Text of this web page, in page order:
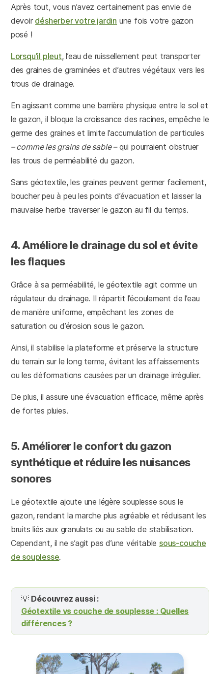
Après tout, vous n’avez certainement pas envie de
devoir désherber votre jardin une fois votre gazon
posé !
Lorsqu’il pleut, l’eau de ruissellement peut transporter
des graines de graminées et d’autres végétaux vers les
trous de drainage.
En agissant comme une barrière physique entre le sol et
le gazon, il bloque la croissance des racines, empêche le
germe des graines et limite l’accumulation de particules
– comme les grains de sable –qui pourraient obstruer
les trous de perméabilité du gazon.
Sans géotextile, les graines peuvent germer facilement,
boucher peu à peu les points d’évacuation et laisser la
mauvaise herbe traverser le gazon au fil du temps.
4. Améliore le drainage du sol et évite
les flaques
Grâce à sa perméabilité, le géotextile agit comme un
régulateur du drainage. Il répartit l’écoulement de l’eau
de manière uniforme, empêchant les zones de
saturation ou d’érosion sous le gazon.
Ainsi, il stabilise la plateforme et préserve la structure
du terrain sur le long terme, évitant les affaissements
ou les déformations causées par un drainage irrégulier.
De plus, il assure une évacuation efficace, même après
de fortes pluies.
5. Améliorer le confort du gazon
synthétique et réduire les nuisances
sonores
Le géotextile ajoute une légère souplesse sous le
gazon, rendant la marche plus agréable et réduisant les
bruits liés aux granulats ou au sable de stabilisation.
Cependant, il ne s’agit pas d’une véritable sous-couche
de souplesse.
💡 Découvrez aussi :
Géotextile vs couche de souplesse : Quelles
différences ?